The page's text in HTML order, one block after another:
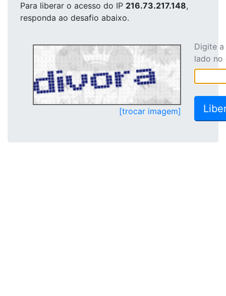
Para liberar o acesso do IP 216.73.217.148,
responda ao desafio abaixo.
[trocar imagem]
Digite
lado no